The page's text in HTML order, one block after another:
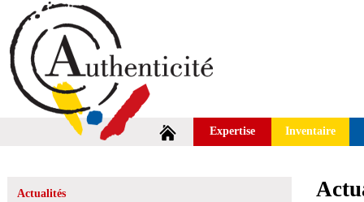
Expertise Inventaire
Actualités